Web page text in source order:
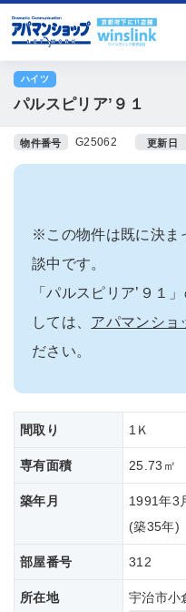
ハイツ
パルスピリア’９１
物件番号 G25062 更新日
※この物件は既に決ま
談中です。
「パルスピリア’９１
しては、 アパマンショ
ださい。
間取り 1Ｋ
専有面積 25.73㎡
築年月
1991年3
(築35年)
部屋番号 312
所在地 宇治市小